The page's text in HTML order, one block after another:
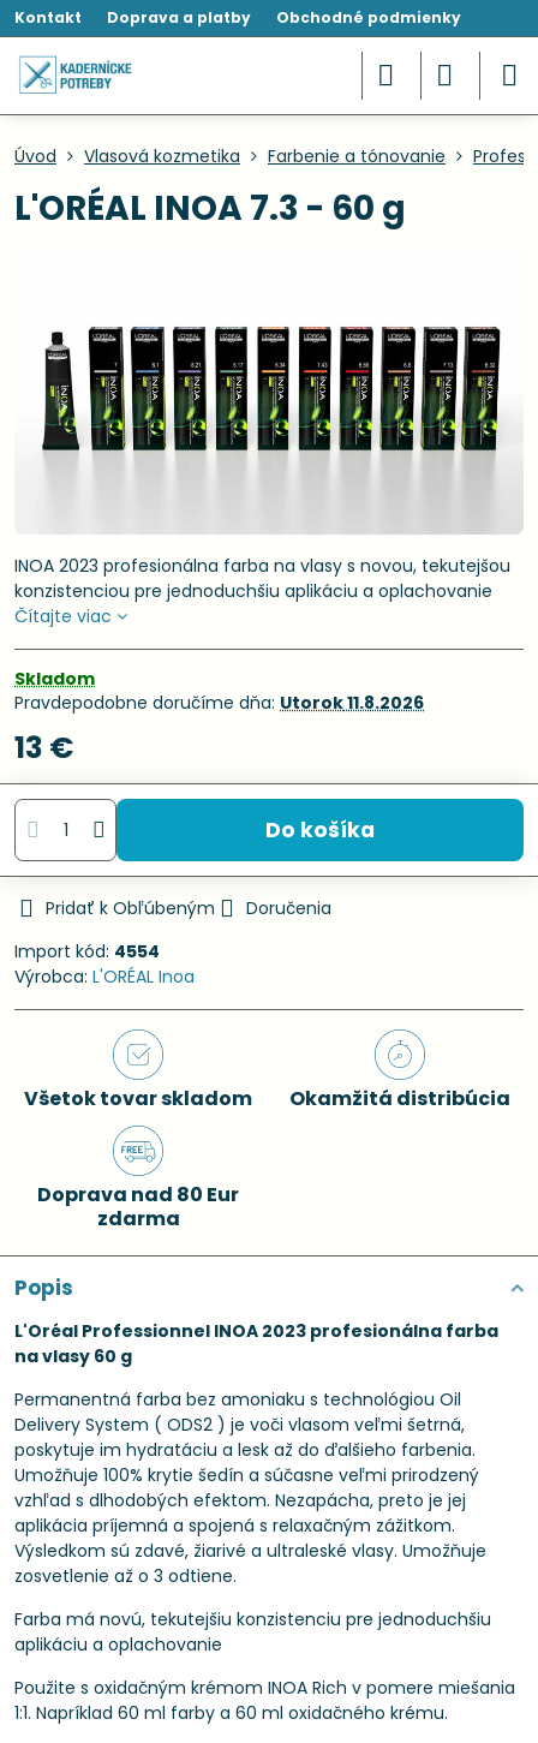
Kontakt Doprava a platby Obchodné podmienky
Úvod Vlasová kozmetika Farbenie a tónovanie
L'ORÉAL INOA 7.3 - 60 g
INOA 2023 profesionálna farba na vlasy s novou, tekutejšou
konzistenciou pre jednoduchšiu aplikáciu a oplachovanie
Čítajte viac
Skladom
Pravdepodobne doručíme dňa: Utorok11.8.2026
13 €
Do košíka
Pridať k Obľúbeným
Doručenia
Import kód: 4554
Výrobca: L'ORÉAL Inoa
Všetok tovar skladom Okamžitá distribúcia
Doprava nad 80 Eur
zdarma
Popis
L'Oréal Professionnel INOA 2023 profesionálna farba
na vlasy 60 g
Permanentná farba bez amoniaku s technológiou Oil
Delivery System ( ODS2 ) je voči vlasom veľmi šetrná,
poskytuje im hydratáciu a lesk až do ďalšieho farbenia.
Umožňuje 100% krytie šedín a súčasne veľmi prirodzený
vzhľad s dlhodobých efektom. Nezapácha, preto je jej
aplikácia príjemná a spojená s relaxačným zážitkom.
Výsledkom sú zdavé, žiarivé a ultraleské vlasy. Umožňuje
zosvetlenie až o 3 odtiene.
Farba má novú, tekutejšiu konzistenciu pre jednoduchšiu
aplikáciu a oplachovanie
Použite s oxidačným krémom INOA Rich v pomere miešania
1:1. Napríklad 60 ml farby a 60 ml oxidačného krému.